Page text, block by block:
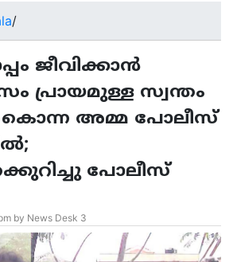
/
ജീവിക്കാൻ
പ്രായമുള്ള സ്വന്തം
അമ്മ പോലീസ്
പോലീസ്
by News Desk 3